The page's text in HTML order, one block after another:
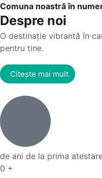
Comuna noastră în
Despre noi
O destinație vibrantă în
pentru tine.
Citește mai mult
de ani de la prima
0 +